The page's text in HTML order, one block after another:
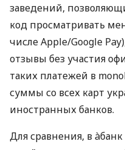
заведений,
код просматривать
числе Apple/Google
отзывы без участия
таких платежей в
суммы со всех карт
иностранных банков.
Для сравнения, в àбанк